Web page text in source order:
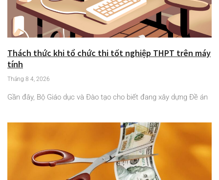
Thách thức khi tổ chức thi tốt nghiệp THPT trên máy
tính
Tháng 8 4, 2026
Gần đây, Bộ Giáo dục và Đào tạo cho biết đang xây dựng Đề án